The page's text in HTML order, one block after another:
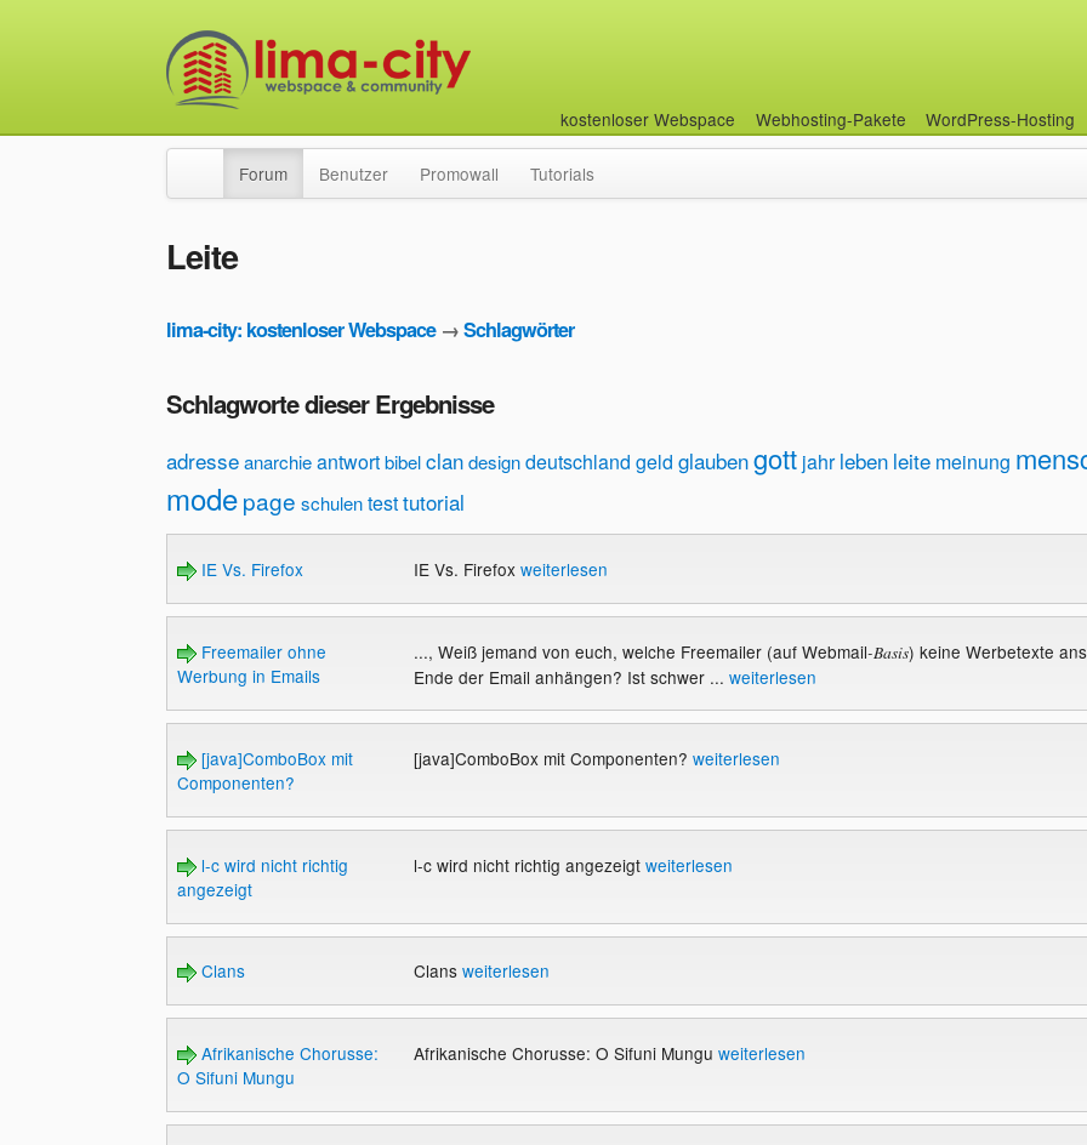
kostenloser Webspace Webhosting-Pakete WordPress-Hosting
Forum Benutzer Promowall Tutorials
Leite
lima-city: kostenloser Webspace→Schlagwörter
Schlagworte dieser Ergebnisse
adresseanarchieantwortbibelclandesigndeutschland geld glaubengott jahr leben leite meinung
modepage schulentesttutorial
IE Vs. Firefox IE Vs. Firefox weiterlesen
Freemailer ohne
Werbung in Emails
..., Weiß jemand von euch, welche Freemailer (auf Webmail-Basis) keine Werbetexte ans
Ende der Email anhängen? Ist schwer ... weiterlesen
[java]ComboBox mit
Componenten?
[java]ComboBox mit Componenten? weiterlesen
l-c wird nicht richtig
angezeigt
l-c wird nicht richtig angezeigt weiterlesen
Clans Clans weiterlesen
Afrikanische Chorusse:
O Sifuni Mungu
Afrikanische Chorusse: O Sifuni Mungu weiterlesen